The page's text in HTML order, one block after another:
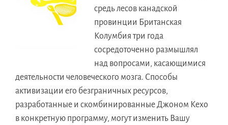
средь лесов канадской
провинции Британская
Колумбия три года
сосредоточенно размышлял
над вопросами, касающимися
деятельности человеческого мозга. Способы
активизации его безграничных ресурсов,
разработанные и скомбинированные Джоном Кехо
в конкретную программу, могут изменить Вашу